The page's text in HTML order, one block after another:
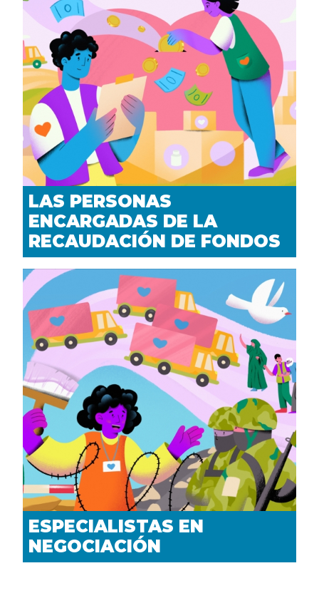
LAS PERSONAS
ENCARGADAS DE LA
RECAUDACIÓN DE FONDOS
ESPECIALISTAS EN
NEGOCIACIÓN